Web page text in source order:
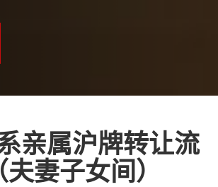
亲属沪牌转让流
妻子女间）